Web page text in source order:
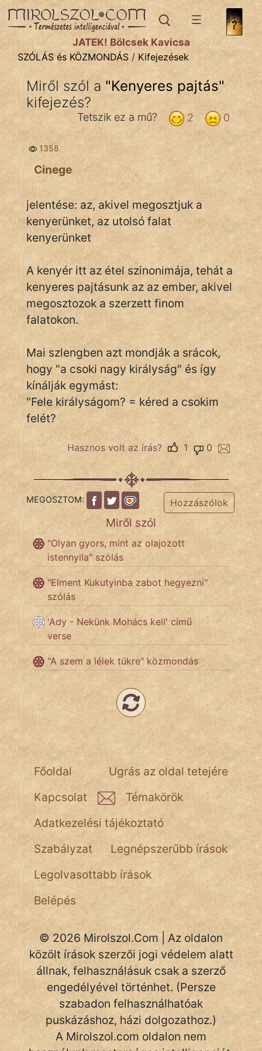
SZÓLÁS ÉS KÖZMONDÁStémák:
Bibliai
Közmondások
Szállóigék
Szóláscsoportok
Szólások
Tréfás
IRODALOM
KÖZMONDÁS
PSZICHO
ZENE
És
TÖRTÉNELEM
Népszerű szerzőink:
cinege
Jób Gedeon
nagyöreg
NapHold
Név nélkül
pszichopati
szegény legény
Hoffer Botond
szemfüles
JÁTÉK! Bölcsek Kavicsa
SZÓLÁS és KÖZMONDÁS / Kifejezések
Miről szól a "Kenyeres pajtás"
kifejezés?
0
2
Tetszik ez a mű?
1358
Cinege
jelentése: az, akivel megosztjuk a
kenyerünket, az utolsó falat
kenyerünket
A kenyér itt az étel szinonimája, tehát a
kenyeres pajtásunk az az ember, akivel
megosztozok a szerzett finom
falatokon.
Mai szlengben azt mondják a srácok,
hogy "a csoki nagy királyság" és így
kínálják egymást:
"Fele királyságom? = kéred a csokim
felét?
Hasznos volt az írás? 0
1
MEGOSZTOM: Hozzászólok
Miről szól
"Olyan gyors, mint az olajozott
istennyila" szólás
"Elment Kukutyinba zabot hegyezni"
szólás
'Ady - Nekünk Mohács kell' című
verse
"A szem a lélek tükre" közmondás
Ugrás az oldal tetejére
Főoldal
Kapcsolat
Témakörök
Adatkezelési tájékoztató
Szabályzat
Legnépszerűbb írások
Legolvasottabb írások
Belépés
© 2026 Mirolszol.Com | Az oldalon
közölt írások szerzői jogi védelem alatt
állnak, felhasználásuk csak a szerző
engedélyével történhet. (Persze
szabadon felhasználhatóak
puskázáshoz, házi dolgozathoz.)
A Mirolszol.com oldalon nem